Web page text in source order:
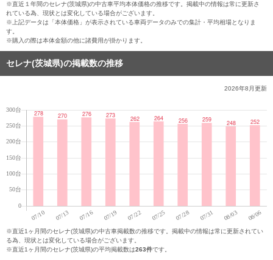
※直近１年間のセレナ(茨城県)の中古車平均本体価格の推移です。掲載中の情報は常に更新さ
れている為、現状とは変化している場合がございます。
※上記データは「本体価格」が表示されている車両データのみでの集計・平均相場となりま
す。
※購入の際は本体金額の他に諸費用が掛かります。
セレナ(茨城県)の掲載数の推移
2026年8月更新
※直近1ヶ月間のセレナ(茨城県)の中古車掲載数の推移です。掲載中の情報は常に更新されてい
る為、現状とは変化している場合がございます。
※直近1ヶ月間のセレナ(茨城県)の平均掲載数は263件です。